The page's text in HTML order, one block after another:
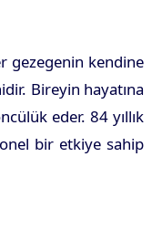
gezegenin kendine
Bireyin hayatına
eder. 84 yıllık
bir etkiye sahip